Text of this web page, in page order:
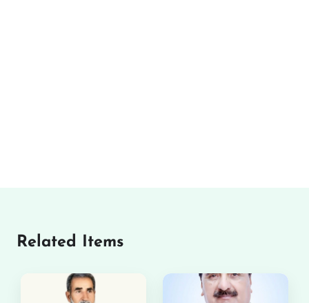
Related Items